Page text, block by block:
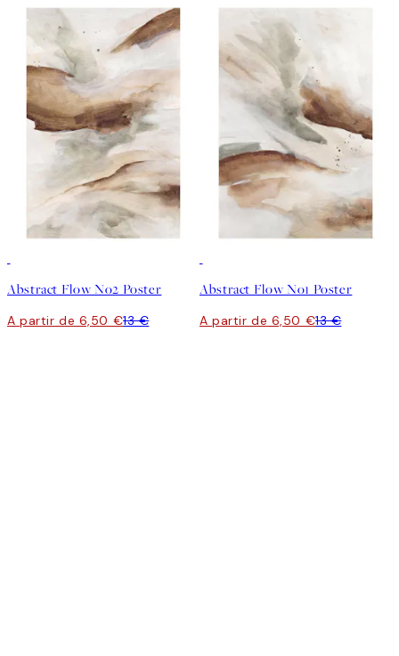
Abstract Flow No2 Poster
A partir de 6,50 €13 €
Abstract Flow No1 Poster
A partir de 6,50 €13 €